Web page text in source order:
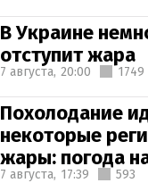
В Украине
отступит жара
7 августа, 20:00 1749
Похолодание
некоторые
жары: погода
7 августа, 17:39 593